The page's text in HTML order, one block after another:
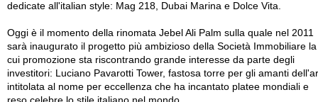
dedicate all'italian style: Mag 218, Dubai Marina e Dolce Vita.
Oggi è il momento della rinomata Jebel Ali Palm sulla quale nel 2011
sarà inaugurato il progetto più ambizioso della Società Immobiliare la
cui promozione sta riscontrando grande interesse da parte degli
investitori: Luciano Pavarotti Tower, fastosa torre per gli amanti
intitolata al nome per eccellenza che ha incantato platee mondiali e